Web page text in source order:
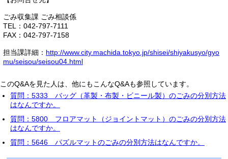
ごみ収集課 ごみ相談係
TEL：042-797-7111
FAX：042-797-7158
担当課詳細： http://www.city.machida.tokyo.jp/shisei/shiyakusyo/gyo
mu/seisou/seisou04.html
このQ&Aを見た人は、他にもこんなQ&Aも参照しています。
質問：5333 バッグ（革製・布製・ビニール製）のごみの分別方法
はなんですか。
質問：5800 フロアマット（ジョイントマット）のごみの分別方法
はなんですか。
質問：5646 パズルマットのごみの分別方法はなんですか。